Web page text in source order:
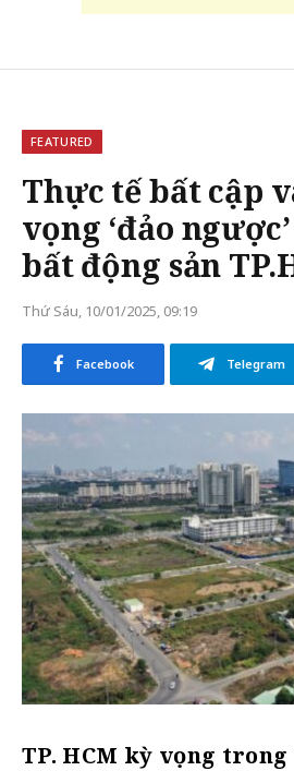
FEATURED
Thực tế bất cập
vọng ‘đảo
bất động sản
Thứ Sáu, 10/01/2025, 09:19
Facebook Telegram
TP. HCM kỳ vọng